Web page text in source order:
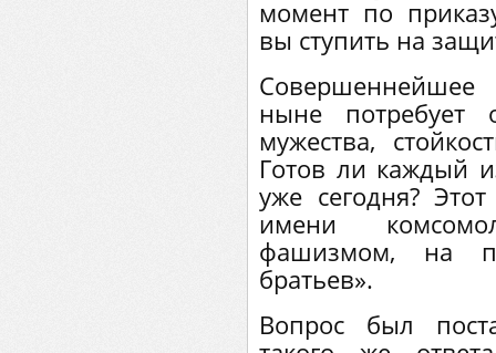
момент по
вы ступить на
Совершеннейшее
ныне
мужества,
Готов ли каждый
уже сегодня?
имени
фашизмом, на
братьев».
Вопрос был